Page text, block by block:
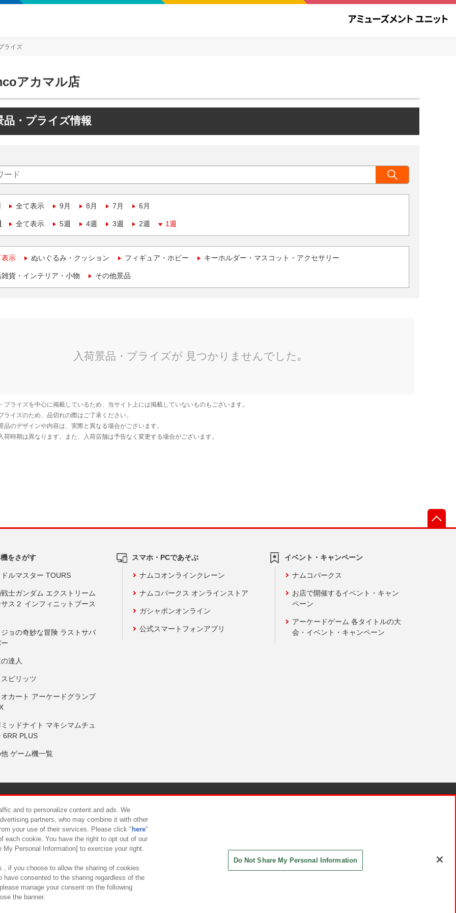
ライズ
アカマル店
品・プライズ情報
全て表示 9月 8月 7月 6月
全て表示 5週 4週 3週 2週 1週
表示 ぬいぐるみ・クッション フィギュア・ホビー キーホルダー・マスコット・アクセサリー
貨・インテリア・小物 その他景品
をさがす
ルマスター TOURS
士ガンダム エクストリーム
ス２ インフィニットブース
ョの奇妙な冒険 ラストサバ
達人
ピリッツ
カート アーケードグランプ
ッドナイト マキシマムチュ
6RR PLUS
ゲーム機一覧
スマホ・PCであそぶ
ナムコオンラインクレーン
ナムコパークス オンラインストア
ガシャポンオンライン
公式スマートフォンアプリ
イベント・キャンペーン
ナムコパークス
お店で開催するイベント・キャン
ペーン
アーケードゲーム 各タイトルの大
会・イベント・キャンペーン
について カスタマーハラスメント対応方針
and to personalize content and ads. We
partners, who may combine it with other
your use of their services. Please click " here"
each cookie. You have the right to opt out of our
Personal Information] to exercise your right.
, if you choose to allow the sharing of cookies
have consented to the sharing regardless of the
manage your consent on the following
the banner.
Do Not Share My Personal Information